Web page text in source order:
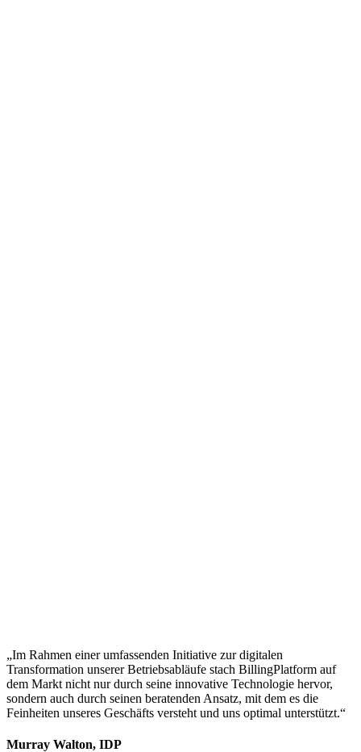
„Im Rahmen einer umfassenden Initiative zur digitalen
Transformation unserer Betriebsabläufe stach BillingPlatform auf
dem Markt nicht nur durch seine innovative Technologie hervor,
sondern auch durch seinen beratenden Ansatz, mit dem es die
Feinheiten unseres Geschäfts versteht und uns optimal unterstützt.“
Murray Walton, IDP